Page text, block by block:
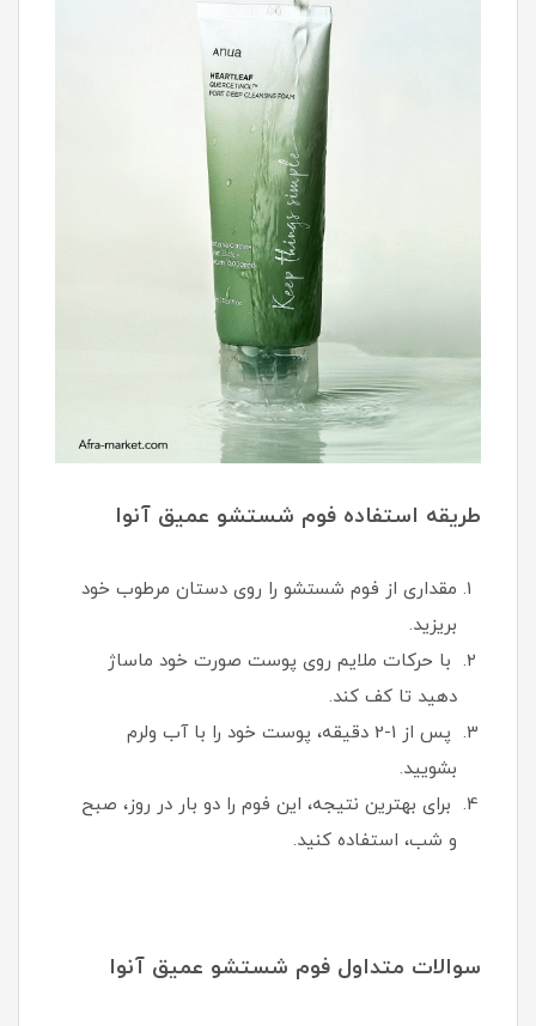
طریقه استفاده فوم شستشو عمیق آنوا
مقداری از فوم شستشو را روی دستان مرطوب خود
بریزید.
با حرکات ملایم روی پوست صورت خود ماساژ
دهید تا کف کند.
پس از 1-2 دقیقه، پوست خود را با آب ولرم
بشویید.
برای بهترین نتیجه، این فوم را دو بار در روز، صبح
و شب، استفاده کنید.
سوالات متداول فوم شستشو عمیق آنوا